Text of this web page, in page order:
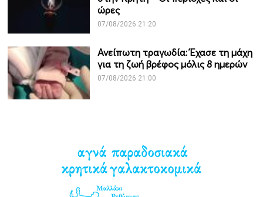
ώρες
07/08/2026 21:20
Ανείπωτη τραγωδία: Έχασε τη μάχη
για τη ζωή βρέφος μόλις 8 ημερών
07/08/2026 21:00